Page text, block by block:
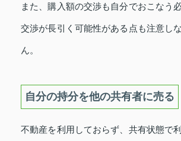
また、購入額の交渉も自分でおこなう
交渉が長引く可能性がある点も注意し
ん。
自分の持分を他の共有者に売る
不動産を利用しておらず、共有状態で